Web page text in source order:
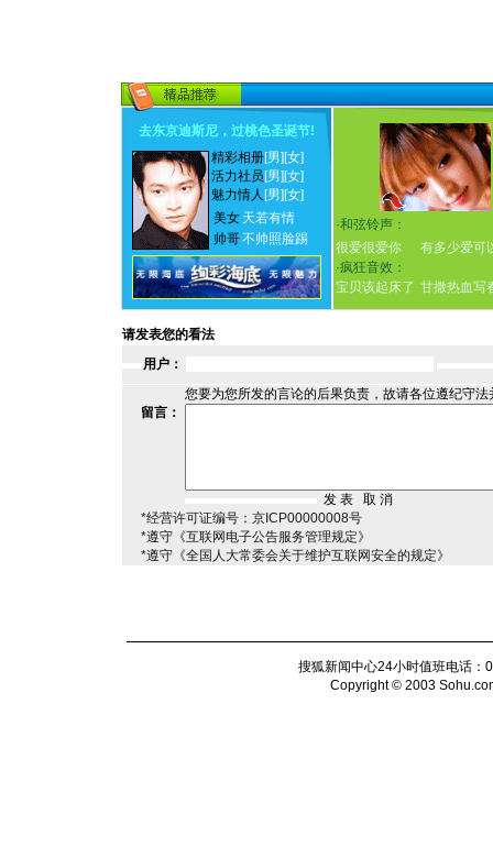
去东京迪斯尼，过桃色圣诞节!
精彩相册[男] [女]
活力社员 [男] [女]
魅力情人 [男] [女]
美女 天若有情
帅哥不帅照脸踢
·和弦铃声：
很爱很爱你
有多少爱可
·疯狂音效：
宝贝该起床了 甘撒热血写
请发表您的看法
用户：
您要为您所发的言论的后果负责，故请各位遵纪守
留言：
*经营许可证编号：京ICP00000008号
*遵守《互联网电子公告服务管理规定》
*遵守《全国人大常委会关于维护互联网安全的规定》
搜狐新闻中心24小时值班电话
Copyright © 2003